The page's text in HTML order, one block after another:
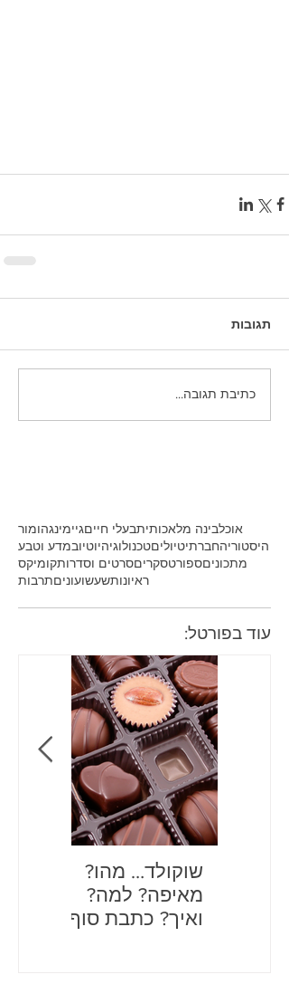
תגובות
כתיבת תגובה...
אוכלבינה מלאכותיתבעלי חייםגיימינגהומור
היסטוריהחברתיטיוליםטכנולוגיהיוטיובמדע וטבע
מתכוניםספורטסקריםסרטים וסדרותקומיקס
ראיונותשעשועוניםתרבות
עוד בפורטל:
שוקולד… מהו?
מאיפה? למה?
ואיך? כתבת סוף